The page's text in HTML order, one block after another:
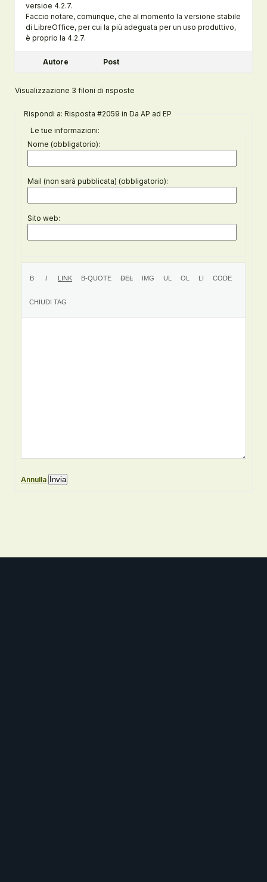
versioe 4.2.7.
Faccio notare, comunque, che al momento la versione stabile
di LibreOffice, per cui la più adeguata per un uso produttivo,
è proprio la 4.2.7.
Autore Post
Visualizzazione 3 filoni di risposte
Rispondi a: Risposta #2059 in Da AP ad EP
Le tue informazioni:
Nome (obbligatorio):
Mail (non sarà pubblicata) (obbligatorio):
Sito web:
Annulla Invia